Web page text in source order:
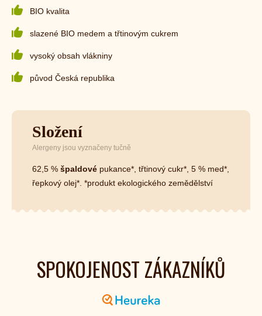
BIO kvalita
slazené BIO medem a třtinovým cukrem
vysoký obsah vlákniny
původ Česká republika
Složení
Alergeny jsou vyznačeny tučně
62,5 % špaldové pukance*, třtinový cukr*, 5 % med*,
řepkový olej*. *produkt ekologického zemědělství
SPOKOJENOST ZÁKAZNÍKŮ